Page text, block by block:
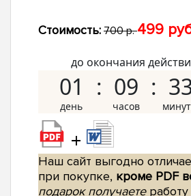
Стоимость: 700 р.499
до окончания
01 09
+
Наш сайт выгодно
при покупке, кроме PDF
подарок получаетеработу